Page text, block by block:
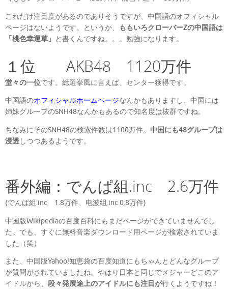
これだけ注目度があるのでありそうですが、中国語のオフィシャル
ページはないようです。というか、
ももいろクローバーZの中国語は
「桃色幸運草」 と書くんですね。。。勉強になります。
１位 AKB48 1120万件
堂々の一位です。総選挙風に言えば、センター獲得です。
中国語のオフィシャルホームページなんかもありますし、中国には
姉妹グループのSNH48なんかもあるので知名度は抜群ですね。
ちなみにそのSNH48の検索件数は1100万件。 中国にも48グループは
浸透しつつあるようです。
番外編：でんぱ組.inc 2.6万件
(でんぱ組.inc 1.8万件、电波组.inc 0.8万件)
中国版Wikipediaの百度百科にもまだページができていませんでし
た。でも、すぐに無料音楽ダウンロード用ページが検索されていま
した（笑）
また、中国版Yahoo!知恵袋の百度知道にもちゃんとどんなグループ
か質問がされていましたね。やはり日本と同じでメジャーどこのア
イドルから、 段々発展途上のアイドルにも注目が行くようですね！